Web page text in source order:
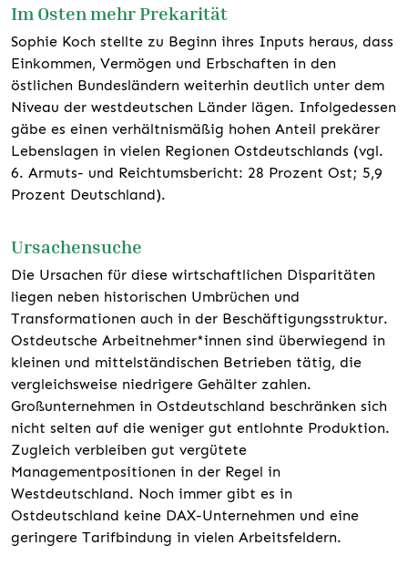
Im Osten mehr Prekarität
Sophie Koch stellte zu Beginn ihres Inputs heraus, dass
Einkommen, Vermögen und Erbschaften in den
östlichen Bundesländern weiterhin deutlich unter dem
Niveau der westdeutschen Länder lägen. Infolgedessen
gäbe es einen verhältnismäßig hohen Anteil prekärer
Lebenslagen in vielen Regionen Ostdeutschlands (vgl.
6. Armuts- und Reichtumsbericht: 28 Prozent Ost; 5,9
Prozent Deutschland).
Ursachensuche
Die Ursachen für diese wirtschaftlichen Disparitäten
liegen neben historischen Umbrüchen und
Transformationen auch in der Beschäftigungsstruktur.
Ostdeutsche Arbeitnehmer*innen sind überwiegend in
kleinen und mittelständischen Betrieben tätig, die
vergleichsweise niedrigere Gehälter zahlen.
Großunternehmen in Ostdeutschland beschränken sich
nicht selten auf die weniger gut entlohnte Produktion.
Zugleich verbleiben gut vergütete
Managementpositionen in der Regel in
Westdeutschland. Noch immer gibt es in
Ostdeutschland keine DAX-Unternehmen und eine
geringere Tarifbindung in vielen Arbeitsfeldern.